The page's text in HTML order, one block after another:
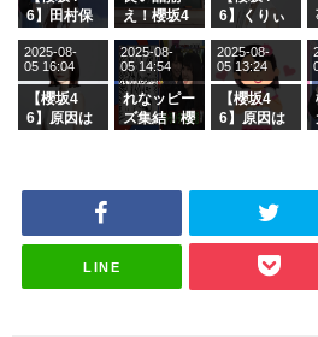
6】田村保
ージを脱い
でいた理由
え！櫻坂4
グル『Mak
e or Brea
k』オフィ
シャルグッ
ズ絶賛販売
6】くりぃ
の2人を手
玉に取る大
沼晶保【く
りぃむナン
タラ】
【櫻坂4
6】原因は
ざわつかせ
2025-08-
05 16:04
れなッピー
ズ集結！櫻
「ラヴィッ
スタジオ出
2025-08-
05 14:54
【櫻坂4
6】原因は
ざわつかせ
2025-08-
05 13:24
LINE